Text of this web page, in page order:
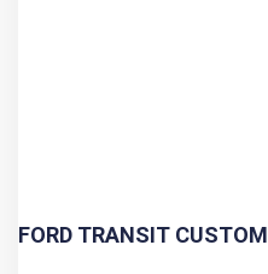
FORD TRANSIT CUSTOM